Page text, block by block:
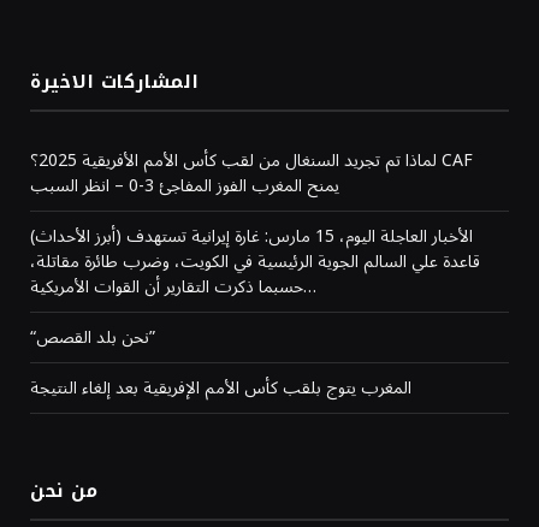
المشاركات الاخيرة
لماذا تم تجريد السنغال من لقب كأس الأمم الأفريقية 2025؟ CAF
يمنح المغرب الفوز المفاجئ 3-0 – انظر السبب
(أبرز الأحداث) الأخبار العاجلة اليوم، 15 مارس: غارة إيرانية تستهدف
قاعدة علي السالم الجوية الرئيسية في الكويت، وضرب طائرة مقاتلة،
حسبما ذكرت التقارير أن القوات الأمريكية…
“نحن بلد القصص”
المغرب يتوج بلقب كأس الأمم الإفريقية بعد إلغاء النتيجة
من نحن